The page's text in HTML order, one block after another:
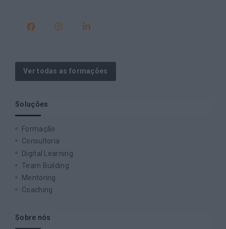
Ver todas as formações
Soluções
Formação
Consultoria
Digital Learning
Team Building
Mentoring
Coaching
Sobre nós